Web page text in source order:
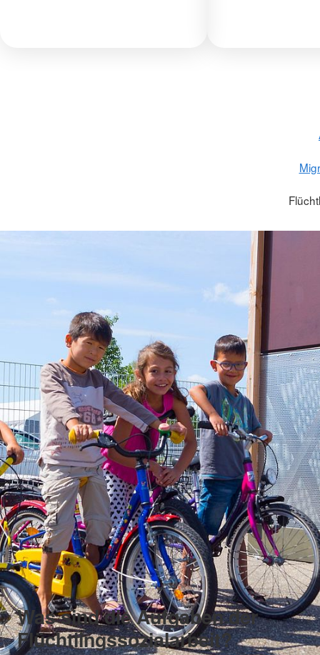
Was sind die Aufgaben der
Flüchtlingssozialarbeit?